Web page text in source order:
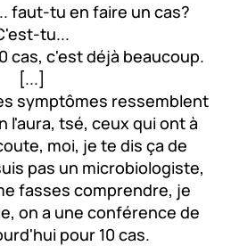
faut-tu en faire un cas?
tu...
cas, c'est déjà beaucoup.
[...]
symptômes ressemblent
l'aura, tsé, ceux qui ont à
moi, je te dis ça de
pas un microbiologiste,
fasses comprendre, je
on a une conférence de
pour 10 cas.